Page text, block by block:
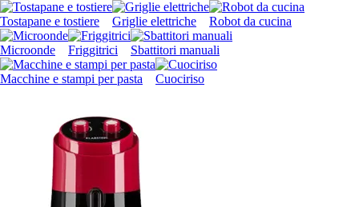
Tostapane e tostiere Griglie elettriche Robot da cucina
Microonde Friggitrici Sbattitori manuali
Macchine e stampi per pasta Cuociriso